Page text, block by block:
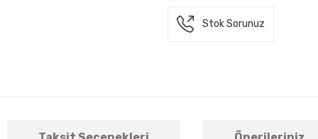
Stok Sorunuz